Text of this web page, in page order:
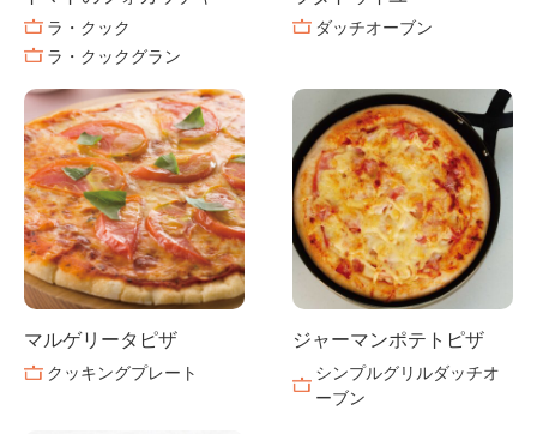
ラ・クック
ラ・クックグラン
ダッチオーブン
マルゲリータピザ
クッキングプレート
ジャーマンポテトピザ
シンプルグリルダッチオ
ーブン